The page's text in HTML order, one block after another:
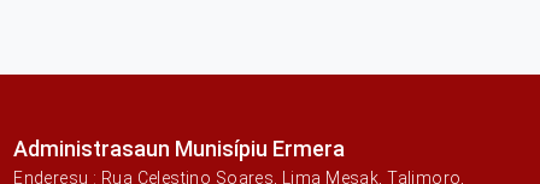
Administrasaun Munisípiu Ermera
Enderesu : Rua Celestino Soares, Lima Mesak, Talimoro,